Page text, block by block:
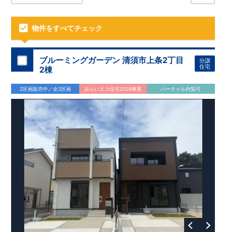
物件をすべてチェック
ブルーミングガーデン 清須市上条2丁目
2棟
分譲
住宅
2区画販売中／全2区画 みらいエコ住宅2026事業 バーチャル内覧可